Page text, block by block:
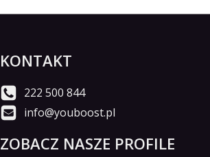
KONTAKT
222 500 844
info@youboost.pl
ZOBACZ NASZE PROFILE